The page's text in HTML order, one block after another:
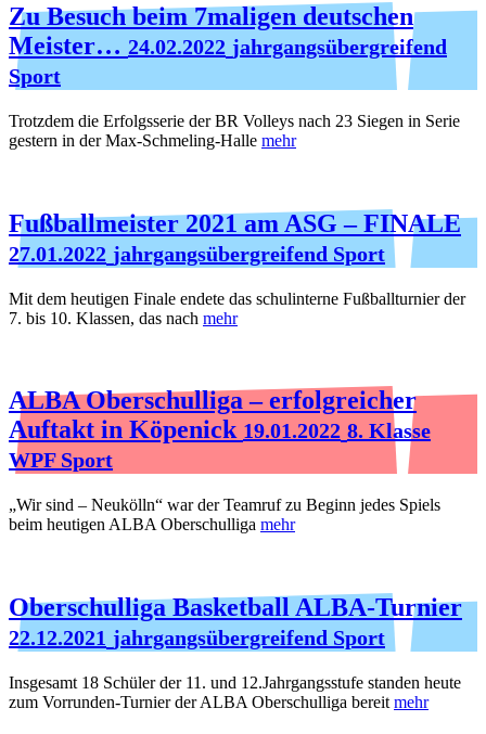
Zu Besuch beim 7maligen deutschen
Meister… 24.02.2022 jahrgangsübergreifend
Sport
Trotzdem die Erfolgsserie der BR Volleys nach 23 Siegen in Serie
gestern in der Max-Schmeling-Halle mehr
Fußballmeister 2021 am ASG – FINALE
27.01.2022 jahrgangsübergreifend Sport
Mit dem heutigen Finale endete das schulinterne Fußballturnier der
7. bis 10. Klassen, das nach mehr
ALBA Oberschulliga – erfolgreicher
Auftakt in Köpenick 19.01.2022 8. Klasse
WPF Sport
„Wir sind – Neukölln“ war der Teamruf zu Beginn jedes Spiels
beim heutigen ALBA Oberschulliga mehr
Oberschulliga Basketball ALBA-Turnier
22.12.2021 jahrgangsübergreifend Sport
Insgesamt 18 Schüler der 11. und 12.Jahrgangsstufe standen heute
zum Vorrunden-Turnier der ALBA Oberschulliga bereit mehr